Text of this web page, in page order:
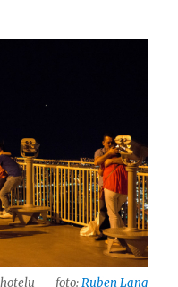
foto:Ruben Lang